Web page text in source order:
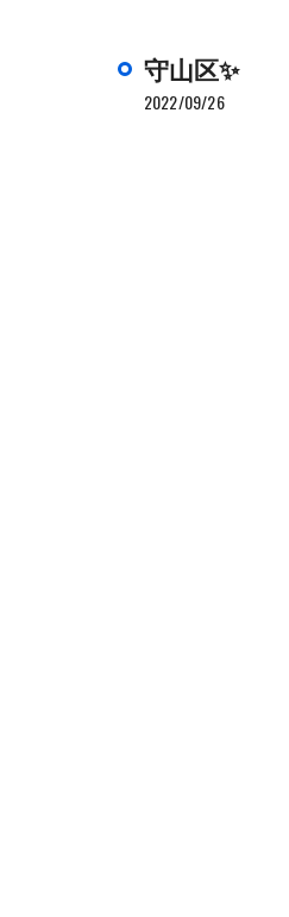
守山区✨
2022/09/26